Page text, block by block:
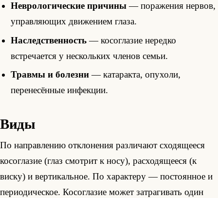
Неврологические причины— поражения нервов,
управляющих движением глаза.
Наследственность— косоглазие нередко
встречается у нескольких членов семьи.
Травмы и болезни— катаракта, опухоли,
перенесённые инфекции.
Виды
По направлению отклонения различают сходящееся
косоглазие (глаз смотрит к носу), расходящееся (к
виску) и вертикальное. По характеру — постоянное и
периодическое. Косоглазие может затрагивать один